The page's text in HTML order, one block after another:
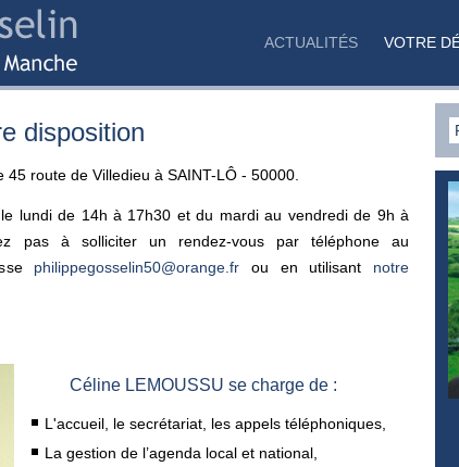
ACTUALITÉS VOTRE
disposition
route de Villedieu à SAINT-LÔ - 50000.
lundi de 14h à 17h30 et du mardi au vendredi de 9h à
pas à solliciter un rendez-vous par téléphone au
philippegosselin50@orange.fr ou en utilisant notre
Céline LEMOUSSU se charge de :
L'accueil, le secrétariat, les appels téléphoniques,
La gestion de l’agenda local et national,